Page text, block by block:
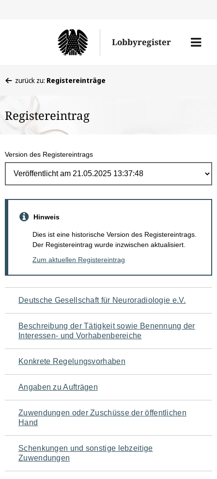
Lobbyregister
Menü
befinden
hier:
zurück zu: Registereinträge
Registereintrag
Version des Registereintrags
Hinweis
Dies ist eine historische Version des Registereintrags.
Der Registereintrag wurde inzwischen aktualisiert.
Zum aktuellen Registereintrag
Navigation
für
den
Seiteninhalt
Deutsche Gesellschaft für Neuroradiologie e.V.
Beschreibung der Tätigkeit sowie Benennung der
Interessen- und Vorhabenbereiche
Konkrete Regelungsvorhaben
Angaben zu Aufträgen
Zuwendungen oder Zuschüsse der öffentlichen
Hand
Schenkungen und sonstige lebzeitige
Zuwendungen